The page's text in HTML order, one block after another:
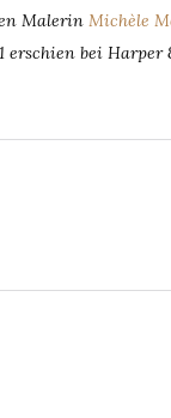
Malerin Michèle
erschien bei